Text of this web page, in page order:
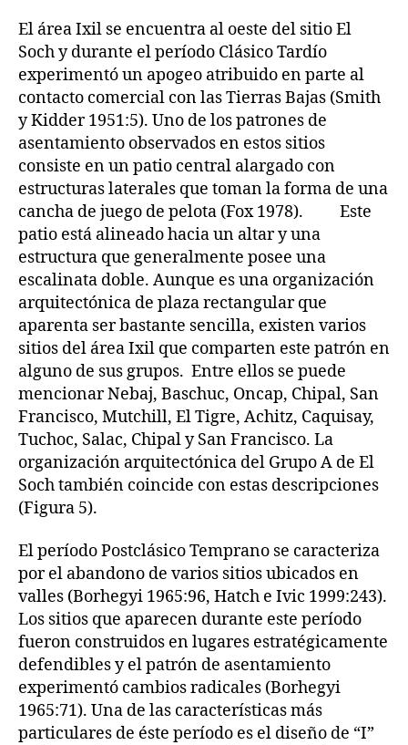
El área Ixil se encuentra al oeste del sitio El
Soch y durante el período Clásico Tardío
experimentó un apogeo atribuido en parte al
contacto comercial con las Tierras Bajas (Smith
y Kidder 1951:5). Uno de los patrones de
asentamiento observados en estos sitios
consiste en un patio central alargado con
estructuras laterales que toman la forma de una
cancha de juego de pelota (Fox 1978). Este
patio está alineado hacia un altar y una
estructura que generalmente posee una
escalinata doble. Aunque es una organización
arquitectónica de plaza rectangular que
aparenta ser bastante sencilla, existen varios
sitios del área Ixil que comparten este patrón en
alguno de sus grupos. Entre ellos se puede
mencionar Nebaj, Baschuc, Oncap, Chipal, San
Francisco, Mutchill, El Tigre, Achitz, Caquisay,
Tuchoc, Salac, Chipal y San Francisco. La
organización arquitectónica del Grupo A de El
Soch también coincide con estas descripciones
(Figura 5).
El período Postclásico Temprano se caracteriza
por el abandono de varios sitios ubicados en
valles (Borhegyi 1965:96, Hatch e Ivic 1999:243).
Los sitios que aparecen durante este período
fueron construidos en lugares estratégicamente
defendibles y el patrón de asentamiento
experimentó cambios radicales (Borhegyi
1965:71). Una de las características más
particulares de éste período es el diseño de “I”